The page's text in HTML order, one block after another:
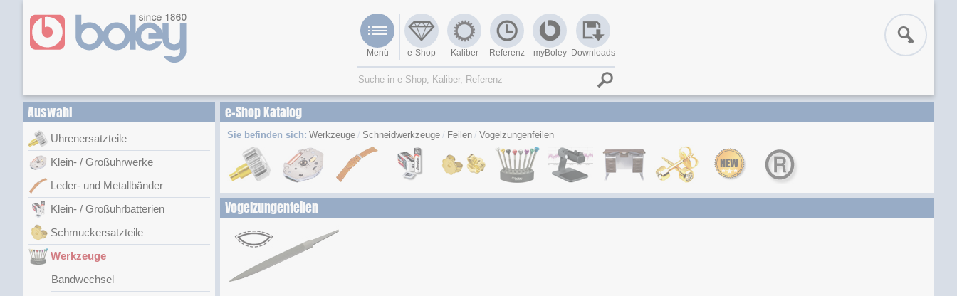
Menü e-Shop Kaliber Referenz myBoley Downloads
Auswahl
Uhrenersatzteile
Klein- / Großuhrwerke
Leder- und Metallbänder
Klein- / Großuhrbatterien
Schmuckersatzteile
Werkzeuge
Bandwechsel
e-Shop Katalog
Sie befinden sich: Werkzeuge Schneidwerkzeuge Feilen Vogelzungenfeilen
Vogelzungenfeilen